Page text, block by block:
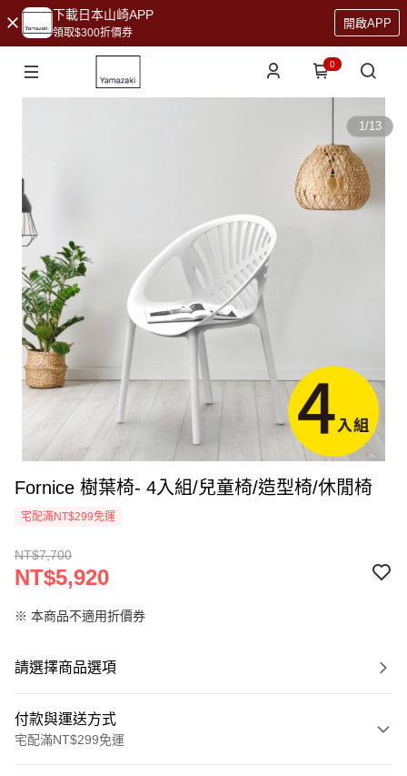
下載日本山崎APP
領取$300折價券
開啟APP
0
1/13
Fornice 樹葉椅- 4入組/兒童椅/造型椅/休閒椅
宅配滿NT$299免運
NT$7,700
NT$5,920
※ 本商品不適用折價券
請選擇商品選項
付款與運送方式
宅配滿NT$299免運